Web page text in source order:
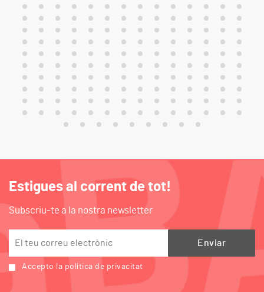
Estigues al corrent de tot!
Subscriu-te a la nostra newsletter
Accepto la política de privacitat